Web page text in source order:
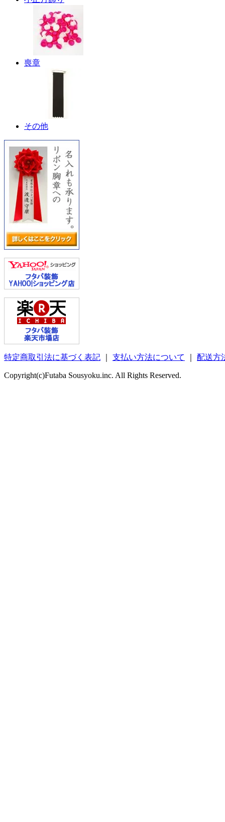
喪章
その他
特定商取引法に基づく表記 支払い方法について 配送方
Copyright(c)Futaba Sousyoku.inc. All Rights Reserved.